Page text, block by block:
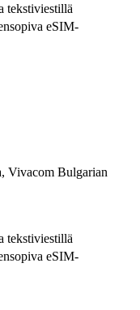
tekstiviestillä
eSIM-
Vivacom Bulgarian
tekstiviestillä
eSIM-